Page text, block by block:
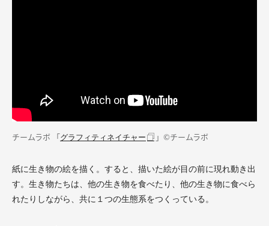
チームラボ 「グラフィティネイチャー 」©チームラボ
紙に生き物の絵を描く。すると、描いた絵が目の前に現れ動き出
す。生き物たちは、他の生き物を食べたり、他の生き物に食べら
れたりしながら、共に１つの生態系をつくっている。